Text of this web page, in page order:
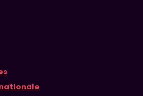
principale